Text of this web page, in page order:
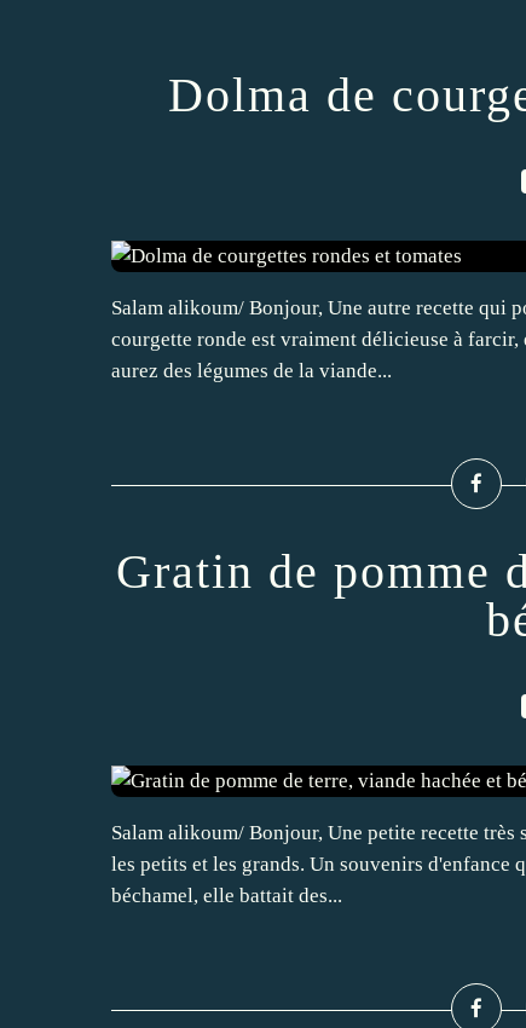
Dolma de
Salam alikoum/ Bonjour, Une autre recette qui
courgette ronde est vraiment délicieuse à
aurez des légumes de la viande...
Gratin de pomme
Salam alikoum/ Bonjour, Une petite recette
les petits et les grands. Un souvenirs d'enfance
béchamel, elle battait des...